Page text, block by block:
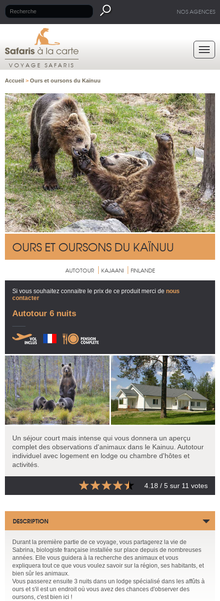
NOS AGENCES
VOYAGE SAFARIS
Accueil > Ours et oursons du Kaïnuu
OURS ET OURSONS DU KAÏNUU
AUTOTOUR KAJAANI FINLANDE
Si vous souhaitez connaitre le prix de ce produit merci de nous
contacter
Autotour 6 nuits
Un séjour court mais intense qui vous donnera un aperçu
complet des observations d'animaux dans le Kainuu. Autotour
individuel avec logement en lodge ou chambre d'hôtes et
activités.
4.18 / 5 sur 11 votes
DESCRIPTION
Durant la première partie de ce voyage, vous partagerez la vie de
Sabrina, biologiste française installée sur place depuis de nombreuses
années. Elle vous guidera à la recherche des animaux et vous
expliquera tout ce que vous voulez savoir sur la région, ses habitants, et
bien sûr les animaux.
Vous passerez ensuite 3 nuits dans un lodge spécialisé dans les affûts à
ours et s'il est un endroit où vous avez des chances d'observer des
oursons, c'est bien ici !